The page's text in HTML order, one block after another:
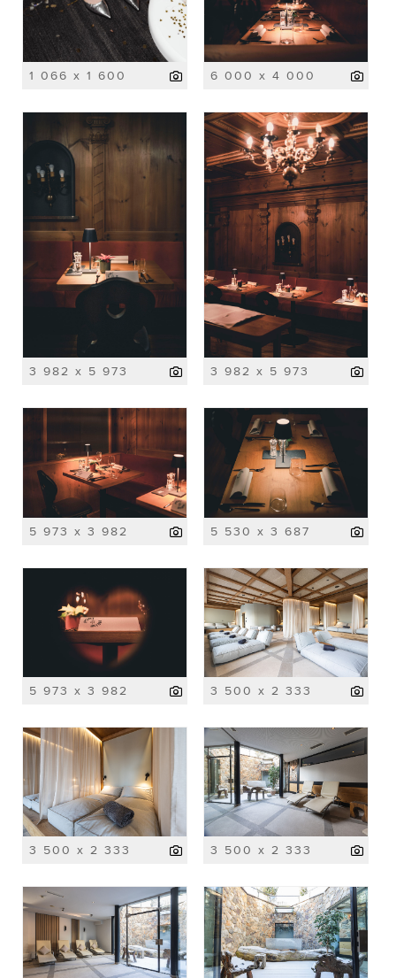
1 066 x 1 600 6 000 x 4 000
3 982 x 5 973 3 982 x 5 973
5 973 x 3 982 5 530 x 3 687
5 973 x 3 982 3 500 x 2 333
3 500 x 2 333 3 500 x 2 333